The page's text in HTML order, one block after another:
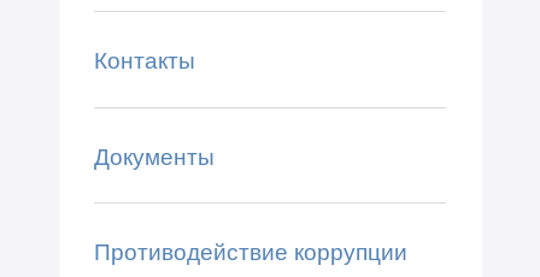
Контакты
Документы
Противодействие коррупции